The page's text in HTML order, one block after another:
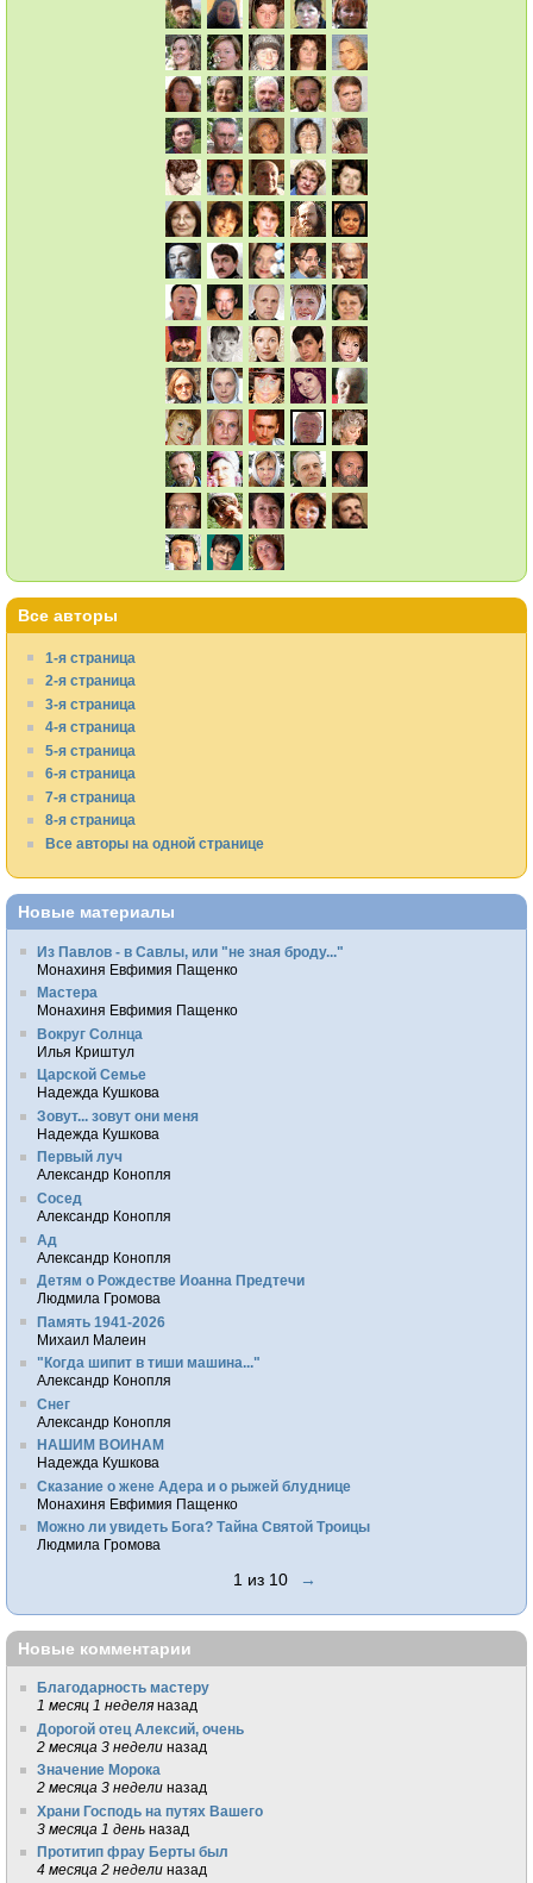
Все авторы
1-я страница
2-я страница
3-я страница
4-я страница
5-я страница
6-я страница
7-я страница
8-я страница
Все авторы на одной странице
Новые материалы
Из Павлов - в Савлы, или "не зная броду..."
Монахиня Евфимия Пащенко
Мастера
Монахиня Евфимия Пащенко
Вокруг Солнца
Илья Криштул
Царской Семье
Надежда Кушкова
Зовут... зовут они меня
Надежда Кушкова
Первый луч
Александр Конопля
Сосед
Александр Конопля
Ад
Александр Конопля
Детям о Рождестве Иоанна Предтечи
Людмила Громова
Память 1941-2026
Михаил Малеин
"Когда шипит в тиши машина..."
Александр Конопля
Снег
Александр Конопля
НАШИМ ВОИНАМ
Надежда Кушкова
Сказание о жене Адера и о рыжей блуднице
Монахиня Евфимия Пащенко
Можно ли увидеть Бога? Тайна Святой Троицы
Людмила Громова
1 из 10 →
Новые комментарии
Благодарность мастеру
1 месяц 1 неделя назад
Дорогой отец Алексий, очень
2 месяца 3 недели назад
Значение Морока
2 месяца 3 недели назад
Храни Господь на путях Вашего
3 месяца 1 день назад
Протитип фрау Берты был
4 месяца 2 недели назад